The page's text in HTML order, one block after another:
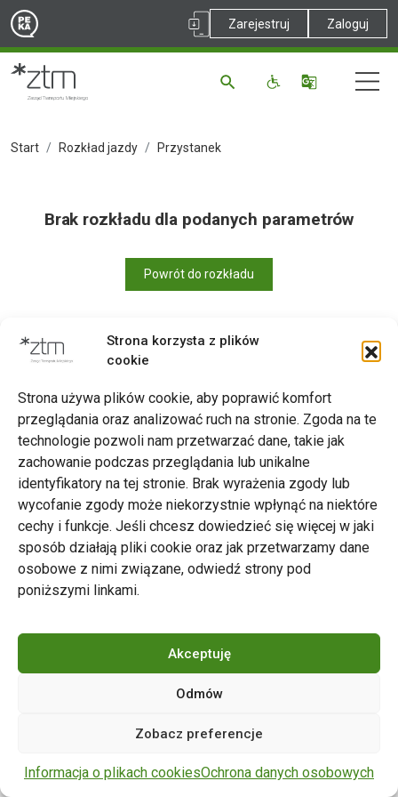
Strona korzysta z plików
cookie
Strona używa plików cookie, aby poprawić komfort
przeglądania oraz analizować ruch na stronie. Zgoda na te
technologie pozwoli nam przetwarzać dane, takie jak
zachowanie podczas przeglądania lub unikalne
identyfikatory na tej stronie. Brak wyrażenia zgody lub
wycofanie zgody może niekorzystnie wpłynąć na niektóre
cechy i funkcje. Jeśli chcesz dowiedzieć się więcej w jaki
sposób działają pliki cookie oraz jak przetwarzamy dane
osobowe z nimi związane, odwiedź strony pod
poniższymi linkami.
Akceptuję
Odmów
Zobacz preferencje
Informacja o plikach cookiesOchrona danych osobowych
Zarejestruj Zaloguj
Start Rozkład jazdy Przystanek
Brak rozkładu dla podanych parametrów
Powrót do rozkładu
Zarząd Transportu Miejskiego w Poznaniu
Napisz do nas
tel. 61 646 33 44
ul. Matejki 59, 60-770 Poznań
zastrzeżone.